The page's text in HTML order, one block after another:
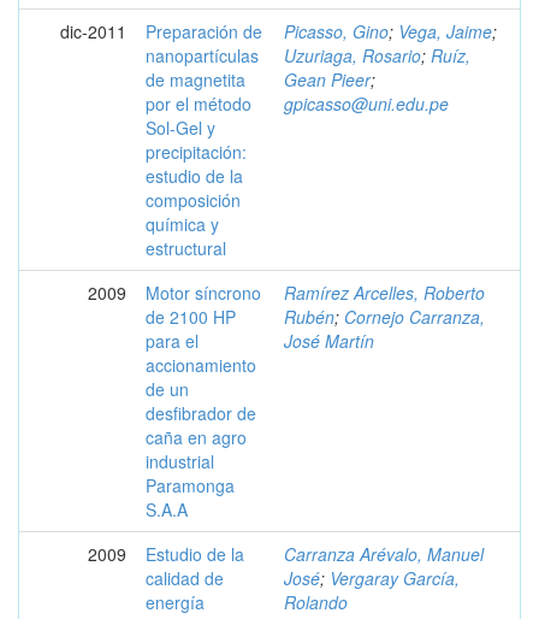
dic-2011
Preparación de
nanopartículas
de magnetita
por el método
Sol-Gel y
precipitación:
estudio de la
composición
química y
estructural
Picasso, Gino; Vega, Jaime;
Uzuriaga, Rosario; Ruíz,
Gean Pieer;
gpicasso@uni.edu.pe
2009
Motor síncrono
de 2100 HP
para el
accionamiento
de un
desfibrador de
caña en agro
industrial
Paramonga
S.A.A
Ramírez Arcelles, Roberto
Rubén; Cornejo Carranza,
José Martín
2009
Estudio de la
calidad de
energía
Carranza Arévalo, Manuel
José; Vergaray García,
Rolando